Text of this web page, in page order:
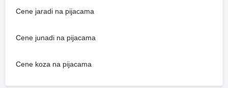
Cene jaradi na pijacama
Cene junadi na pijacama
Cene koza na pijacama